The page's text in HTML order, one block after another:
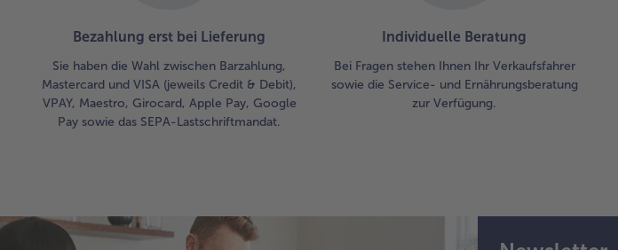
Bezahlung erst bei Lieferung
Sie haben die Wahl zwischen Barzahlung,
Mastercard und VISA (jeweils Credit & Debit),
VPAY, Maestro, Girocard, Apple Pay, Google
Pay sowie das SEPA-Lastschriftmandat.
Individuelle Beratung
Bei Fragen stehen Ihnen Ihr Verkaufsfahrer
sowie die Service- und Ernährungsberatung
zur Verfügung.